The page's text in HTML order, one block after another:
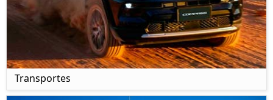
Transportes